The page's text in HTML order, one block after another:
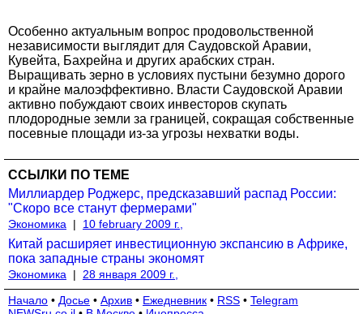
Особенно актуальным вопрос продовольственной
независимости выглядит для Саудовской Аравии,
Кувейта, Бахрейна и других арабских стран.
Выращивать зерно в условиях пустыни безумно дорого
и крайне малоэффективно. Власти Саудовской Аравии
активно побуждают своих инвесторов скупать
плодородные земли за границей, сокращая собственные
посевные площади из-за угрозы нехватки воды.
ССЫЛКИ ПО ТЕМЕ
Миллиардер Роджерс, предсказавший распад России:
"Скоро все станут фермерами"
Экономика | 10 february 2009 г.,
Китай расширяет инвестиционную экспансию в Африке,
пока западные страны экономят
Экономика |
28 января 2009 г.,
Начало • Досье • Архив • Ежедневник • RSS • Telegram